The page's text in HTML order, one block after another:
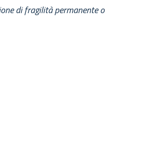
di fragilità permanente o